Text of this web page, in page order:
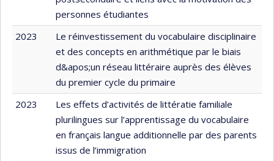
personnes étudiantes
2023
Le réinvestissement du vocabulaire disciplinaire
et des concepts en arithmétique par le biais
d&apos;un réseau littéraire auprès des élèves
du premier cycle du primaire
2023
Les effets d’activités de littératie familiale
plurilingues sur l’apprentissage du vocabulaire
en français langue additionnelle par des parents
issus de l’immigration